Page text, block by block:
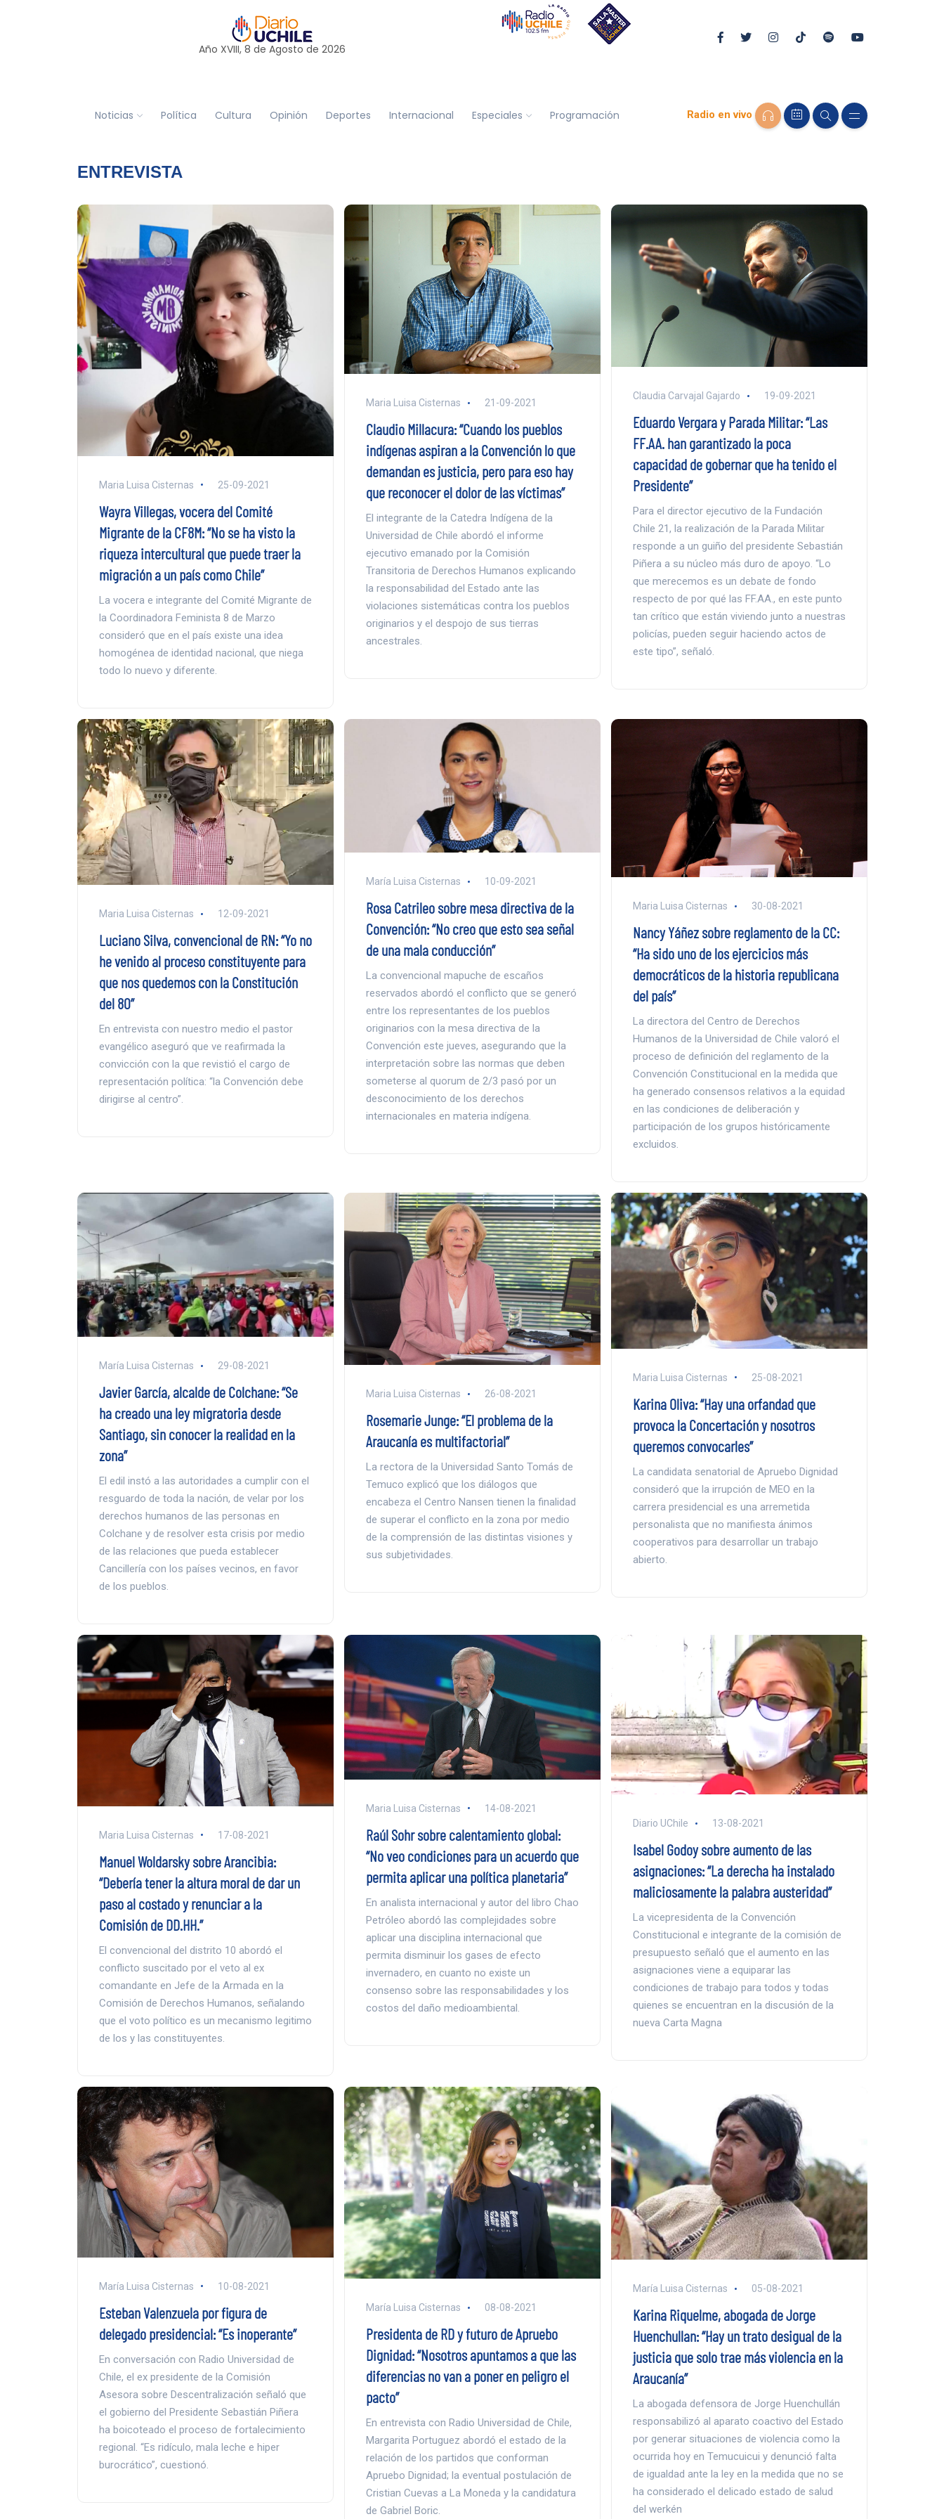
Año XVIII, 8 de Agosto de 2026
Noticias Política Cultura Opinión Deportes Internacional Especiales Programación Radio en vivo
ENTREVISTA
Maria Luisa Cisternas 25-09-2021
Wayra Villegas, vocera del Comité
Migrante de la CF8M: “No se ha visto la
riqueza intercultural que puede traer la
migración a un país como Chile”
La vocera e integrante del Comité Migrante de
la Coordinadora Feminista 8 de Marzo
consideró que en el país existe una idea
homogénea de identidad nacional, que niega
todo lo nuevo y diferente.
Maria Luisa Cisternas 21-09-2021
Claudio Millacura: “Cuando los pueblos
indígenas aspiran a la Convención lo que
demandan es justicia, pero para eso hay
que reconocer el dolor de las víctimas”
El integrante de la Catedra Indígena de la
Universidad de Chile abordó el informe
ejecutivo emanado por la Comisión
Transitoria de Derechos Humanos explicando
la responsabilidad del Estado ante las
violaciones sistemáticas contra los pueblos
originarios y el despojo de sus tierras
ancestrales.
Claudia Carvajal Gajardo 19-09-2021
Eduardo Vergara y Parada Militar: “Las
FF.AA. han garantizado la poca
capacidad de gobernar que ha tenido el
Presidente”
Para el director ejecutivo de la Fundación
Chile 21, la realización de la Parada Militar
responde a un guiño del presidente Sebastián
Piñera a su núcleo más duro de apoyo. “Lo
que merecemos es un debate de fondo
respecto de por qué las FF.AA., en este punto
tan crítico que están viviendo junto a nuestras
policías, pueden seguir haciendo actos de
este tipo”, señaló.
Maria Luisa Cisternas 12-09-2021
Luciano Silva, convencional de RN: “Yo no
he venido al proceso constituyente para
que nos quedemos con la Constitución
del 80”
En entrevista con nuestro medio el pastor
evangélico aseguró que ve reafirmada la
convicción con la que revistió el cargo de
representación política: “la Convención debe
dirigirse al centro”.
María Luisa Cisternas 10-09-2021
Rosa Catrileo sobre mesa directiva de la
Convención: “No creo que esto sea señal
de una mala conducción”
La convencional mapuche de escaños
reservados abordó el conflicto que se generó
entre los representantes de los pueblos
originarios con la mesa directiva de la
Convención este jueves, asegurando que la
interpretación sobre las normas que deben
someterse al quorum de 2/3 pasó por un
desconocimiento de los derechos
internacionales en materia indígena.
Maria Luisa Cisternas 30-08-2021
Nancy Yáñez sobre reglamento de la CC:
“Ha sido uno de los ejercicios más
democráticos de la historia republicana
del país”
La directora del Centro de Derechos
Humanos de la Universidad de Chile valoró el
proceso de definición del reglamento de la
Convención Constitucional en la medida que
ha generado consensos relativos a la equidad
en las condiciones de deliberación y
participación de los grupos históricamente
excluidos.
María Luisa Cisternas 29-08-2021
Javier García, alcalde de Colchane: “Se
ha creado una ley migratoria desde
Santiago, sin conocer la realidad en la
zona”
El edil instó a las autoridades a cumplir con el
resguardo de toda la nación, de velar por los
derechos humanos de las personas en
Colchane y de resolver esta crisis por medio
de las relaciones que pueda establecer
Cancillería con los países vecinos, en favor
de los pueblos.
Maria Luisa Cisternas 26-08-2021
Rosemarie Junge: “El problema de la
Araucanía es multifactorial”
La rectora de la Universidad Santo Tomás de
Temuco explicó que los diálogos que
encabeza el Centro Nansen tienen la finalidad
de superar el conflicto en la zona por medio
de la comprensión de las distintas visiones y
sus subjetividades.
Maria Luisa Cisternas 25-08-2021
Karina Oliva: “Hay una orfandad que
provoca la Concertación y nosotros
queremos convocarles”
La candidata senatorial de Apruebo Dignidad
consideró que la irrupción de MEO en la
carrera presidencial es una arremetida
personalista que no manifiesta ánimos
cooperativos para desarrollar un trabajo
abierto.
Maria Luisa Cisternas 17-08-2021
Manuel Woldarsky sobre Arancibia:
“Debería tener la altura moral de dar un
paso al costado y renunciar a la
Comisión de DD.HH.”
El convencional del distrito 10 abordó el
conflicto suscitado por el veto al ex
comandante en Jefe de la Armada en la
Comisión de Derechos Humanos, señalando
que el voto político es un mecanismo legitimo
de los y las constituyentes.
Maria Luisa Cisternas 14-08-2021
Raúl Sohr sobre calentamiento global:
“No veo condiciones para un acuerdo que
permita aplicar una política planetaria”
En analista internacional y autor del libro Chao
Petróleo abordó las complejidades sobre
aplicar una disciplina internacional que
permita disminuir los gases de efecto
invernadero, en cuanto no existe un
consenso sobre las responsabilidades y los
costos del daño medioambiental.
Diario UChile 13-08-2021
Isabel Godoy sobre aumento de las
asignaciones: “La derecha ha instalado
maliciosamente la palabra austeridad”
La vicepresidenta de la Convención
Constitucional e integrante de la comisión de
presupuesto señaló que el aumento en las
asignaciones viene a equiparar las
condiciones de trabajo para todos y todas
quienes se encuentran en la discusión de la
nueva Carta Magna
María Luisa Cisternas 10-08-2021
Esteban Valenzuela por figura de
delegado presidencial: “Es inoperante”
En conversación con Radio Universidad de
Chile, el ex presidente de la Comisión
Asesora sobre Descentralización señaló que
el gobierno del Presidente Sebastián Piñera
ha boicoteado el proceso de fortalecimiento
regional. “Es ridículo, mala leche e hiper
burocrático”, cuestionó.
María Luisa Cisternas 08-08-2021
Presidenta de RD y futuro de Apruebo
Dignidad: “Nosotros apuntamos a que las
diferencias no van a poner en peligro el
pacto”
En entrevista con Radio Universidad de Chile,
Margarita Portuguez abordó el estado de la
relación de los partidos que conforman
Apruebo Dignidad; la eventual postulación de
Cristian Cuevas a La Moneda y la candidatura
de Gabriel Boric.
María Luisa Cisternas 05-08-2021
Karina Riquelme, abogada de Jorge
Huenchullan: “Hay un trato desigual de la
justicia que solo trae más violencia en la
Araucanía”
La abogada defensora de Jorge Huenchullán
responsabilizó al aparato coactivo del Estado
por generar situaciones de violencia como la
ocurrida hoy en Temucuicui y denunció falta
de igualdad ante la ley en la medida que no se
ha considerado el delicado estado de salud
del werkén